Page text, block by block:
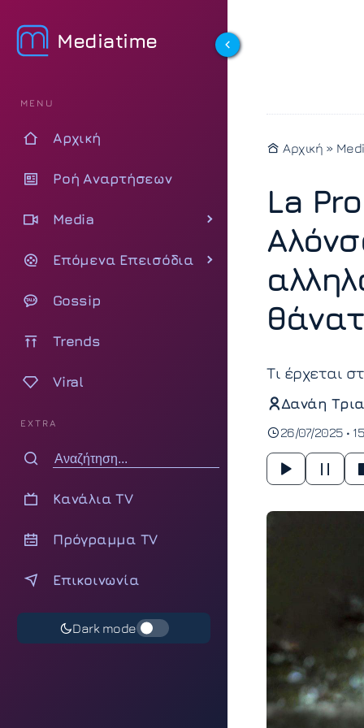
Mediatime
MENU
Αρχική
Ροή Αναρτήσεων
Media
Επόμενα Επεισόδια
Gossip
Trends
Viral
EXTRA
Κανάλια TV
Πρόγραμμα TV
Επικοινωνία
Dark mode
Αρχική »
La
Τι έρχεται
Δανάη
26/07/2025 •